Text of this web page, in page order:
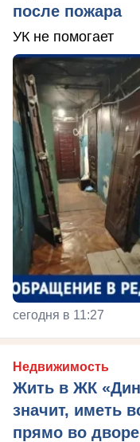
после пожара
УК не помогает
сегодня в 11:27
Недвижимость
Жить в ЖК
значит, иметь
прямо во дворе